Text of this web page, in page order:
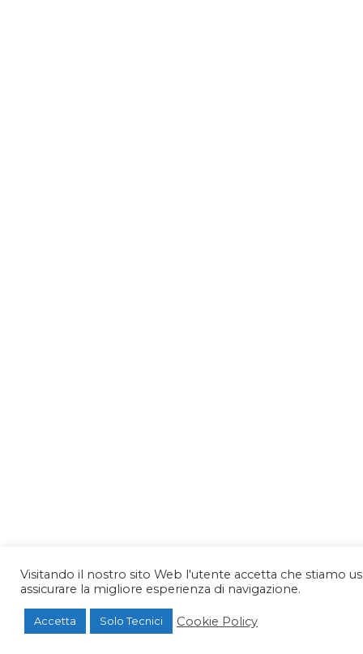
Visitando il nostro sito Web l'utente accetta che stiamo
assicurare la migliore esperienza di navigazione.
Accetta Solo Tecnici Cookie Policy